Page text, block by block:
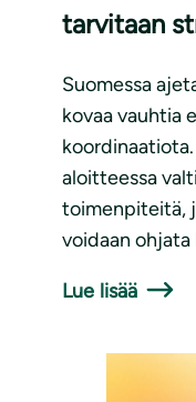
tarvitaan
Suomessa
kovaa vauhtia
aloitteessa
toimenpiteitä,
voidaan ohjata
Lue lisää